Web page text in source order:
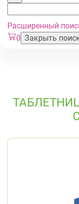
Расширенный
0 Закрыть